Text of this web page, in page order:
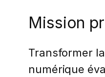
Mission
Transformer
numérique